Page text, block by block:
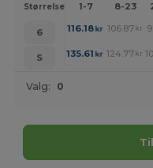
Størrelse 1-7 8-23
6 116.18kr 106.87 kr
S
135.61 kr 124.77 kr
Valg: 0